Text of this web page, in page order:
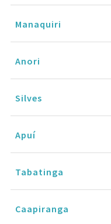
Manaquiri
Anori
Silves
Apuí
Tabatinga
Caapiranga